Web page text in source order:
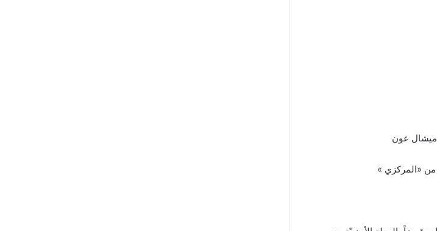
ميشال عون
«المركزي »